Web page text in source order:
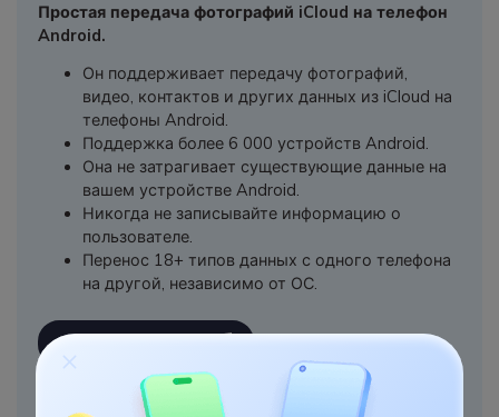
Простая передача фотографий iCloud на телефон
Android.
Он поддерживает передачу фотографий,
видео, контактов и других данных из iCloud на
телефоны Android.
Поддержка более 6 000 устройств Android.
Она не затрагивает существующие данные на
вашем устройстве Android.
Никогда не записывайте информацию о
пользователе.
Перенос 18+ типов данных с одного телефона
на другой, независимо от ОС.
СКАЧАТЬ БЕСПЛАТНО